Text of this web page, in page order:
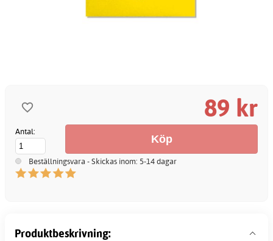
89 kr
Antal:
Beställningsvara - Skickas inom: 5-14 dagar
Produktbeskrivning: